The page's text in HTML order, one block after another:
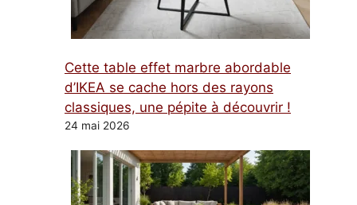
Cette table effet marbre abordable
d’IKEA se cache hors des rayons
classiques, une pépite à découvrir !
24 mai 2026